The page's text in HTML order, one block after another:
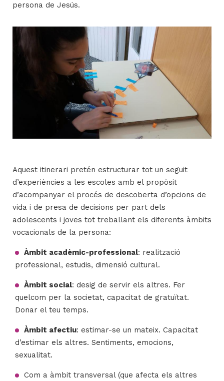
persona de Jesús.
Aquest itinerari pretén estructurar tot un seguit
d’experiències a les escoles amb el propòsit
d’acompanyar el procés de descoberta d’opcions de
vida i de presa de decisions per part dels
adolescents i joves tot treballant els diferents àmbits
vocacionals de la persona:
Àmbit acadèmic-professional: realització
professional, estudis, dimensió cultural.
Àmbit social: desig de servir els altres. Fer
quelcom per la societat, capacitat de gratuïtat.
Donar el teu temps.
Àmbit afectiu: estimar-se un mateix. Capacitat
d’estimar els altres. Sentiments, emocions,
sexualitat.
Com a àmbit transversal (que afecta els altres